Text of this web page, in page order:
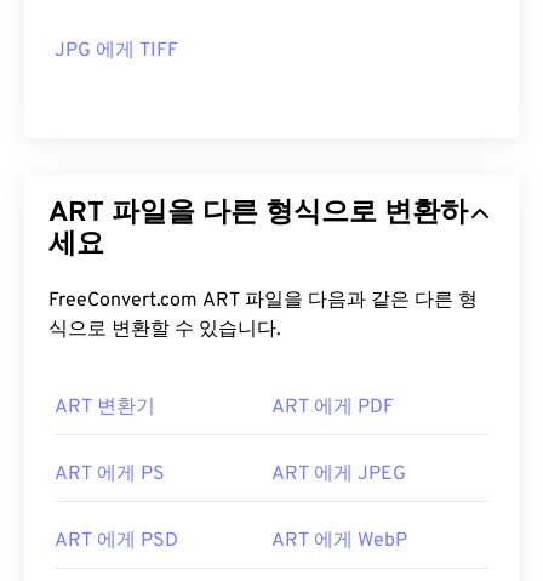
JPG 에게 TIFF
ART 파일을 다른 형식으로 변환하
세요
FreeConvert.com ART 파일을 다음과 같은 다른 형
식으로 변환할 수 있습니다.
ART 변환기 ART 에게 PDF
ART 에게 PS ART 에게 JPEG
ART 에게 PSD ART 에게 WebP